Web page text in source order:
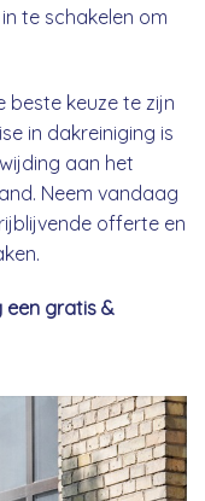
te schakelen om
beste keuze te zijn
in dakreiniging is
aan het
Neem vandaag
offerte en
gratis &